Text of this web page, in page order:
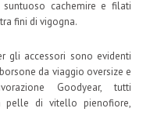
suntuoso cachemire e filati
fini di vigogna.
gli accessori sono evidenti
da viaggio oversize e
Goodyear, tutti
pelle di vitello pienofiore,